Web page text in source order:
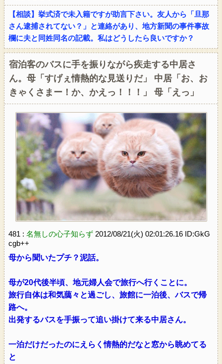
【相談】挙式済で未入籍ですが助言下さい。友人から「旦那
さん逮捕されてない？」と連絡があり、地方新聞の事件事故
欄に夫と同姓同名の記載。私はどうしたら良いですか？
宿泊客のバスに手を振りながら疾走する中居さ
ん。母「すげぇ情熱的な見送りだ」 中居「お、お
きゃくさまー！か、かえっ！！！」 母「えっ」
481 : 名無しの心子知らず 2012/08/21(火) 02:01:26.16 ID:GkG
cgb++
母から聞いたプチ？泥話。
母が20代後半頃、地元婦人会で旅行へ行くことに。
旅行自体は和気藹々と過ごし、旅館に一泊後、バスで帰
路へ。
出発するバスを手振って追い掛けて来る中居さん。
一泊だけだったのにえらく情熱的だなと窓から眺めてる
と